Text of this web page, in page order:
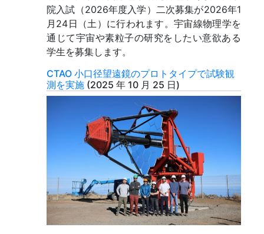
院入試（2026年度入学）二次募集が2026年1
月24日（土）に行われます。宇宙線物理学を
通じて宇宙や素粒子の研究をしたい意欲ある
学生を募集します。
CTAO 小口径望遠鏡のプロトタイプで試験観
測を実施 (2025 年 10 月 25 日)